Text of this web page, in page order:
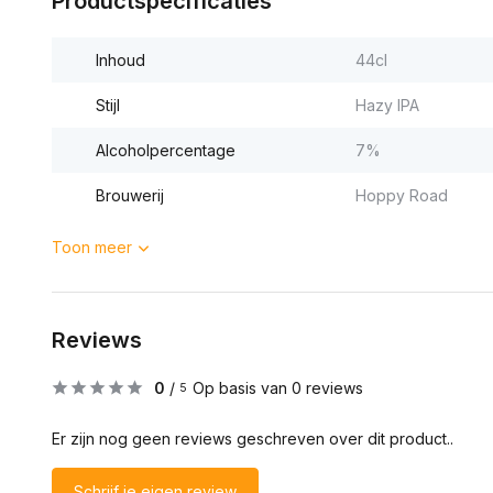
Inhoud 44cl
Stijl Hazy IPA
Alcoholpercentage 7%
Brouwerij Hoppy Road
Toon meer
Reviews
0 / 5 Op basis van 0 reviews
Er zijn nog geen reviews geschreven over dit product..